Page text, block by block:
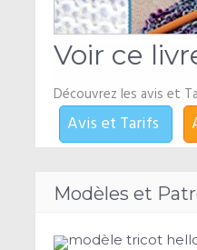
Voir ce
Découvrez les avis et
Avis et Tarifs
Modèles et
modèle tricot